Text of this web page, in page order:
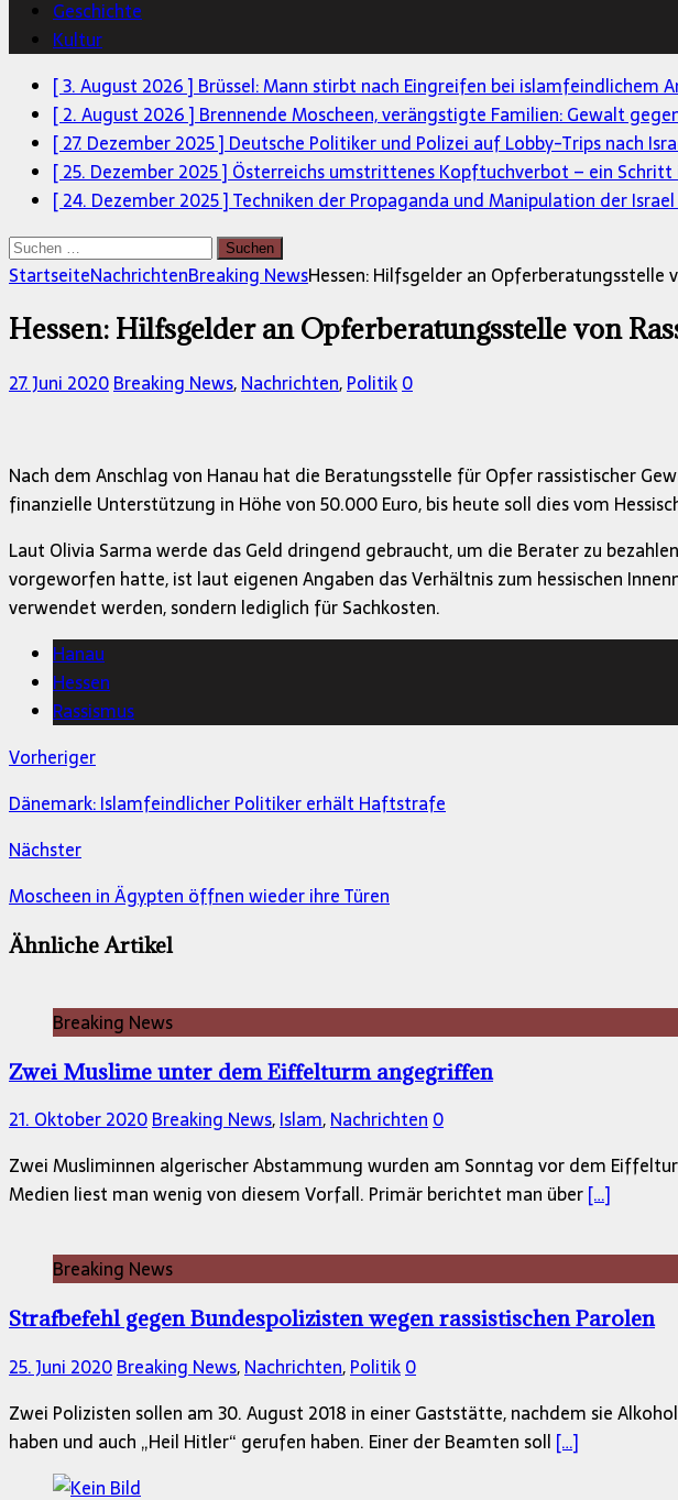
Geschichte
Kultur
[ 3. August 2026 ] Brüssel: Mann stirbt nach Eingreifen bei islamfeindlichem
[ 2. August 2026 ] Brennende Moscheen, verängstigte Familien: Gewalt
[ 27. Dezember 2025 ] Deutsche Politiker und Polizei auf Lobby-Trips nach
[ 25. Dezember 2025 ] Österreichs umstrittenes Kopftuchverbot – ein Schritt
[ 24. Dezember 2025 ]Techniken der Propaganda und Manipulation der
Suchen
nach:
StartseiteNachrichtenBreaking NewsHessen: Hilfsgelder an Opferberatungsstelle
Hessen: Hilfsgelder an Opferberatungsstelle von
27. Juni 2020Breaking News,Nachrichten,Politik0
Nach dem Anschlag von Hanau hat die Beratungsstelle für Opfer rassistischer
finanzielle Unterstützung in Höhe von 50.000 Euro, bis heute soll dies vom
Laut Olivia Sarma werde das Geld dringend gebraucht, um die Berater zu
vorgeworfen hatte, ist laut eigenen Angaben das Verhältnis zum hessischen
verwendet werden, sondern lediglich für Sachkosten.
Hanau
Hessen
Rassismus
Vorheriger
Dänemark: Islamfeindlicher Politiker erhält Haftstrafe
Nächster
Moscheen in Ägypten öffnen wieder ihre Türen
Ähnliche Artikel
Breaking News
Zwei Muslime unter dem Eiffelturm angegriffen
21. Oktober 2020Breaking News,Islam,Nachrichten0
Zwei Musliminnen algerischer Abstammung wurden am Sonntag vor dem
Medien liest man wenig von diesem Vorfall. Primär berichtet man über[…]
Breaking News
Strafbefehl gegen Bundespolizisten wegen rassistischen Parolen
25. Juni 2020Breaking News,Nachrichten,Politik0
Zwei Polizisten sollen am 30. August 2018 in einer Gaststätte, nachdem sie
haben und auch „Heil Hitler“ gerufen haben. Einer der Beamten soll […]